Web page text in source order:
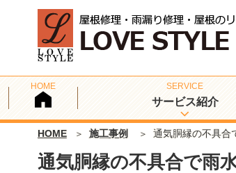
サービス紹介
HOME 施工事例 通気胴縁の不具合
通気胴縁の不具合で雨